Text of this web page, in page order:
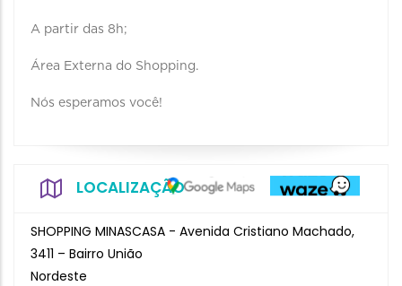
A partir das 8h;
Área Externa do Shopping.
Nós esperamos você!
LOCALIZAÇÃO
SHOPPING MINASCASA - Avenida Cristiano Machado,
3411 – Bairro União
Nordeste